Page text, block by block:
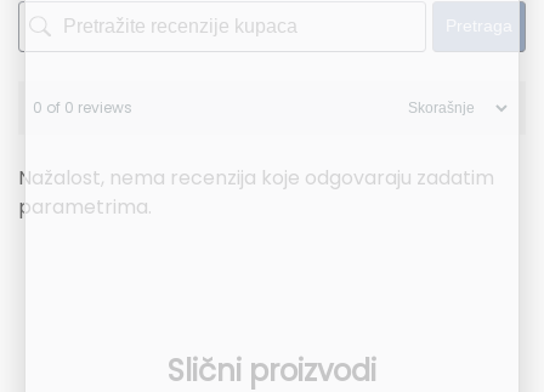
0 of 0 reviews
Nažalost, nema recenzija koje odgovaraju zadatim
parametrima.
Slični proizvodi